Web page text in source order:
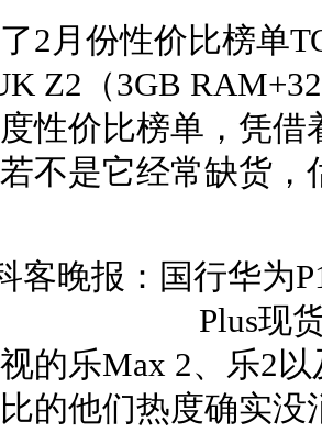
2月份性价比榜单
Z2（3GB
性价比榜单，凭借
不是它经常缺货
的乐Max 2、乐2
的他们热度确实